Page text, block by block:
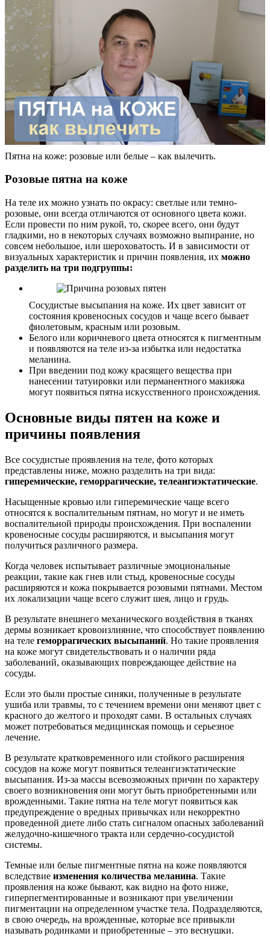
Пятна на коже: розовые или белые – как вылечить.
Розовые пятна на коже
На теле их можно узнать по окрасу: светлые или темно-
розовые, они всегда отличаются от основного цвета кожи.
Если провести по ним рукой, то, скорее всего, они будут
гладкими, но в некоторых случаях возможно выпирание, но
совсем небольшое, или шероховатость. И в зависимости от
визуальных характеристик и причин появления, их можно
разделить на три подгруппы:
Сосудистые высыпания на коже. Их цвет зависит от
состояния кровеносных сосудов и чаще всего бывает
фиолетовым, красным или розовым.
Белого или коричневого цвета относятся к пигментным
и появляются на теле из-за избытка или недостатка
меланина.
При введении под кожу красящего вещества при
нанесении татуировки или перманентного макияжа
могут появиться пятна искусственного происхождения.
Основные виды пятен на коже и
причины появления
Все сосудистые проявления на теле, фото которых
представлены ниже, можно разделить на три вида:
гиперемические, геморрагические, телеангиэктатические.
Насыщенные кровью или гиперемические чаще всего
относятся к воспалительным пятнам, но могут и не иметь
воспалительной природы происхождения. При воспалении
кровеносные сосуды расширяются, и высыпания могут
получиться различного размера.
Когда человек испытывает различные эмоциональные
реакции, такие как гнев или стыд, кровеносные сосуды
расширяются и кожа покрывается розовыми пятнами. Местом
их локализации чаще всего служит шея, лицо и грудь.
В результате внешнего механического воздействия в тканях
дермы возникает кровоизлияние, что способствует появлению
на теле геморрагических высыпаний. Но такие проявления
на коже могут свидетельствовать и о наличии ряда
заболеваний, оказывающих повреждающее действие на
сосуды.
Если это были простые синяки, полученные в результате
ушиба или травмы, то с течением времени они меняют цвет с
красного до желтого и проходят сами. В остальных случаях
может потребоваться медицинская помощь и серьезное
лечение.
В результате кратковременного или стойкого расширения
сосудов на коже могут появиться телеангиэктатические
высыпания. Из-за массы всевозможных причин по характеру
своего возникновения они могут быть приобретенными или
врожденными. Такие пятна на теле могут появиться как
предупреждение о вредных привычках или некорректно
проведенной диете либо стать сигналом опасных заболеваний
желудочно-кишечного тракта или сердечно-сосудистой
системы.
Темные или белые пигментные пятна на коже появляются
вследствие изменения количества меланина. Такие
проявления на коже бывают, как видно на фото ниже,
гиперпегментированные и возникают при увеличении
пигментации на определенном участке тела. Подразделяются,
в свою очередь, на врожденные, которые все привыкли
называть родинками и приобретенные – это веснушки.